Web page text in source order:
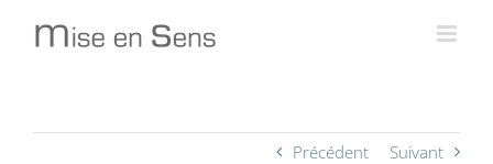
Précédent Suivant